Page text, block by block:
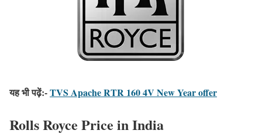
यह भी पढ़ें:-TVS Apache RTR 160 4V New Year offer
Rolls Royce Price in India